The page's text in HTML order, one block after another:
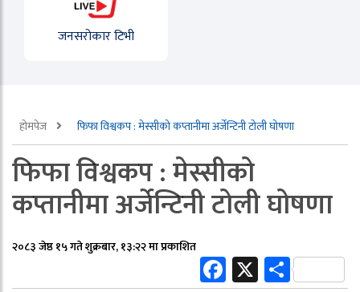
जनसरोकार टिभी
होमपेज फिफा विश्वकप : मेस्सीको कप्तानीमा अर्जेन्टिनी टोली घोषणा
फिफा विश्वकप : मेस्सीको
कप्तानीमा अर्जेन्टिनी टोली घोषणा
२०८३ जेष्ठ १५ गते शुक्रबार, १३:२२ मा प्रकाशित
Facebook
XShare